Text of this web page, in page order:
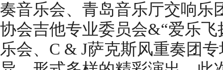
奏音乐会、青岛音乐厅交响乐
协会吉他专业委员会&“爱乐
乐会、C & J萨克斯风重奏团